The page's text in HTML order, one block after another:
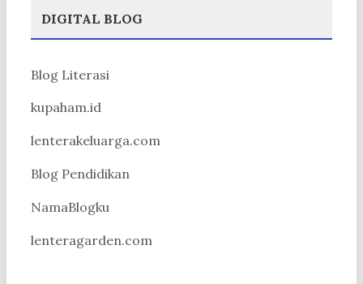
DIGITAL BLOG
Blog Literasi
kupaham.id
lenterakeluarga.com
Blog Pendidikan
NamaBlogku
lenteragarden.com